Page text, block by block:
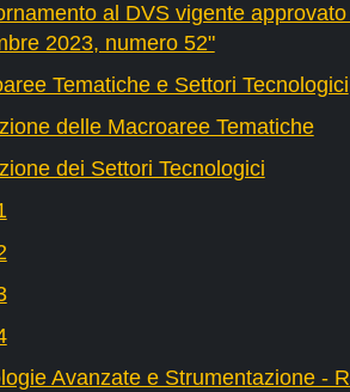
al DVS vigente
2023, numero 52"
Tematiche e Settori Tecnologici
delle Macroaree Tematiche
dei Settori Tecnologici
Avanzate e Strumentazione -